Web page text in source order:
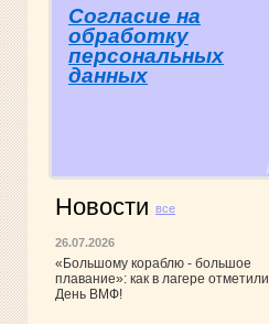
Согласие на
обработку
персональных
данных
Новости все
26.07.2026
«Большому кораблю - большое
плавание»: как в лагере отметили
День ВМФ!